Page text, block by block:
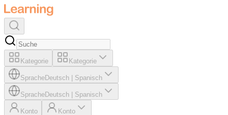
Kategorie Kategorie
SpracheDeutsch Spanisch
SpracheDeutsch Spanisch
Konto Konto